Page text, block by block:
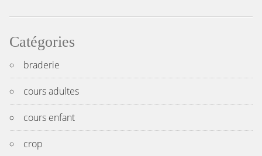
Catégories
braderie
cours adultes
cours enfant
crop